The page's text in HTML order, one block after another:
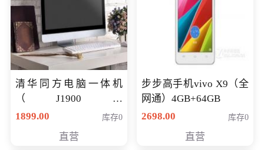
清华同方电脑一体机
（J1900四
核/4G/120G0.8CM厚度
1899.00 库存0
直营
步步高手机vivo X9（全
网通）4GB+64GB
2698.00
库存0
直营